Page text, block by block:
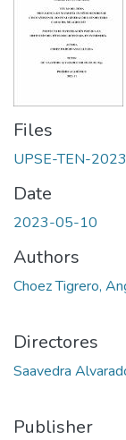
Files
UPSE-TEN-
Date
2023-05-10
Authors
Choez Tigrero,
Directores
Saavedra
Publisher